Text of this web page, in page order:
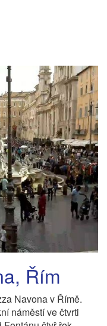
Řím
Navona v Římě.
náměstí ve čtvrti